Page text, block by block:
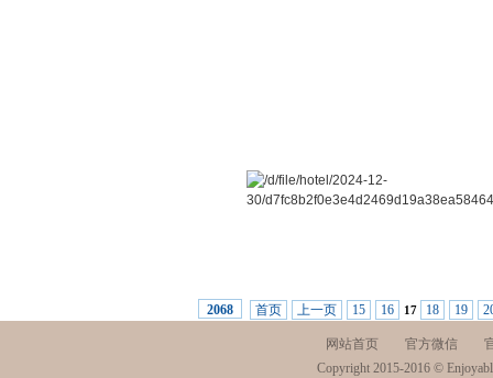
2068 首页 上一页 15 16 17 18 19
网站首页 官方微信
Copyright 2015-2016 ©